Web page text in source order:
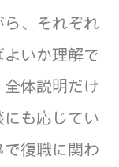
ら、それぞれ
いか理解で
全体説明だけ
も応じてい
で復職に関わ